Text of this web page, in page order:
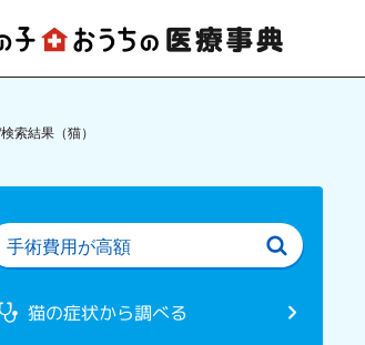
検索結果（猫）
猫の症状から調べる